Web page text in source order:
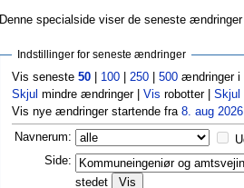
Denne specialside viser de seneste
Indstillinger for seneste ændringer
Vis seneste 50| 100| 250| 500ændringer i
Skjul mindre ændringer | Vis robotter | Skjul
Vis nye ændringer startende fra 8. aug
Navnerum:
Side:
stedet